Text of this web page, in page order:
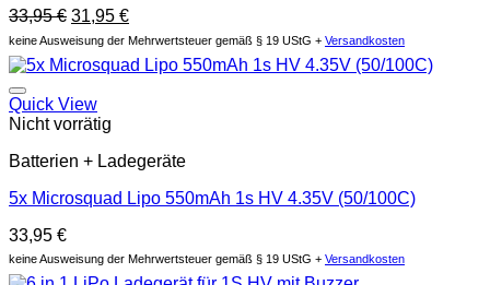
33,95€ Original
price
33,95 €.
31,95 €Current
price
is:
31,95 €.
keine Ausweisung der Mehrwertsteuer gemäß § 19 UStG + Versandkosten
Quick View
Nicht vorrätig
Batterien + Ladegeräte
5x Microsquad Lipo 550mAh 1s HV 4.35V (50/100C)
33,95 €
keine Ausweisung der Mehrwertsteuer gemäß § 19 UStG + Versandkosten